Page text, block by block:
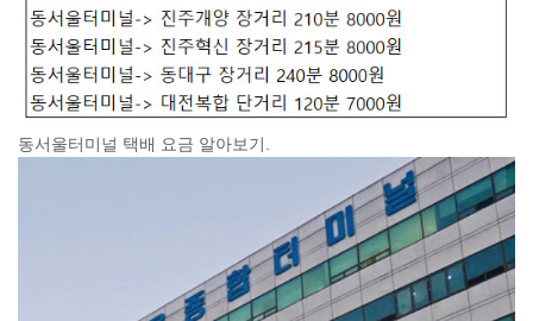
동서울터미널 택배 요금 알아보기.